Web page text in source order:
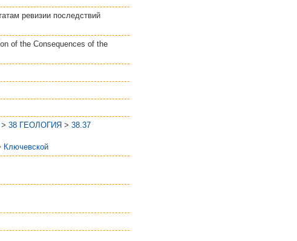
ревизии последствий
of the Consequences of the
> 38 ГЕОЛОГИЯ > 38.37
Ключевской